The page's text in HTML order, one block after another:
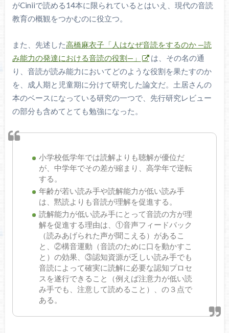
がCiniiで読める14本に限られているとはいえ、現代の音読
教育の概観をつかむのに役立つ。
また、先述した高橋麻衣子「人はなぜ音読をするのか —読
み能力の発達における音読の役割—」
は、その名の通
り、音読が読み能力においてどのような役割を果たすのか
を、成人期と児童期に分けて研究した論文だ。土居さんの
本のベースになっている研究の一つで、先行研究レビュー
の部分も含めてとても勉強になった。
小学校低学年では読解よりも聴解が優位だ
が、中学年でその差が縮まり、高学年で逆転
する。
年齢が若い読み手や読解能力が低い読み手
は、黙読よりも音読が理解を促進する。
読解能力が低い読み手にとって音読の方が理
解を促進する理由は、①音声フィードバック
（読みあげられた声が聞こえる）があるこ
と、②構音運動（音読のために口を動かすこ
と）の効果、③認知資源が乏しい読み手でも
音読によって確実に読解に必要な認知プロセ
スを遂行できること（例えば注意力が低い読
み手でも、注意して読めること）、の３点で
ある。